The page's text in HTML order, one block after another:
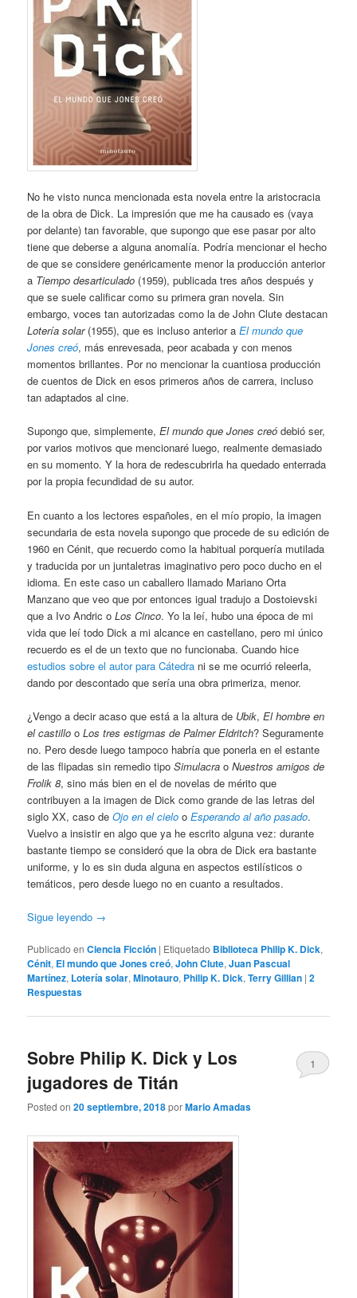
No he visto nunca mencionada esta novela entre la aristocracia
de la obra de Dick. La impresión que me ha causado es (vaya
por delante) tan favorable, que supongo que ese pasar por alto
tiene que deberse a alguna anomalía. Podría mencionar el hecho
de que se considere genéricamente menor la producción anterior
a Tiempo desarticulado (1959), publicada tres años después y
que se suele calificar como su primera gran novela. Sin
embargo, voces tan autorizadas como la de John Clute destacan
Lotería solar(1955), que es incluso anterior aEl mundo que
Jones creó, más enrevesada, peor acabada y con menos
momentos brillantes. Por no mencionar la cuantiosa producción
de cuentos de Dick en esos primeros años de carrera, incluso
tan adaptados al cine.
Supongo que, simplemente,El mundo que Jones creó debió ser,
por varios motivos que mencionaré luego, realmente demasiado
en su momento. Y la hora de redescubrirla ha quedado enterrada
por la propia fecundidad de su autor.
En cuanto a los lectores españoles, en el mío propio, la imagen
secundaria de esta novela supongo que procede de su edición de
1960 en Cénit, que recuerdo como la habitual porquería mutilada
y traducida por un juntaletras imaginativo pero poco ducho en el
idioma. En este caso un caballero llamado Mariano Orta
Manzano que veo que por entonces igual tradujo a Dostoievski
que a Ivo Andric oLos Cinco. Yo la leí, hubo una época de mi
vida que leí todo Dick a mi alcance en castellano, pero mi único
recuerdo es el de un texto que no funcionaba. Cuando hice
estudios sobre el autor para Cátedra ni se me ocurrió releerla,
dando por descontado que sería una obra primeriza, menor.
¿Vengo a decir acaso que está a la altura de Ubik,El hombre en
el castillo oLos tres estigmas de Palmer Eldritch? Seguramente
no. Pero desde luego tampoco habría que ponerla en el estante
de las flipadas sin remedio tipoSimulacra oNuestros amigos de
Frolik 8, sino más bien en el de novelas de mérito que
contribuyen a la imagen de Dick como grande de las letras del
siglo XX, caso deOjo en el cielo o Esperando al año pasado.
Vuelvo a insistir en algo que ya he escrito alguna vez: durante
bastante tiempo se consideró que la obra de Dick era bastante
uniforme, y lo es sin duda alguna en aspectos estilísticos o
temáticos, pero desde luego no en cuanto a resultados.
Sigue leyendo →
Publicado en Ciencia Ficción | Etiquetado Biblioteca Philip K. Dick,
Cénit, El mundo que Jones creó,John Clute,Juan Pascual
Martínez, Lotería solar,Minotauro, Philip K. Dick,Terry Gillian |2
Respuestas
Sobre Philip K. Dick y Los
jugadores de Titán
Posted on20 septiembre, 2018porMario Amadas
1